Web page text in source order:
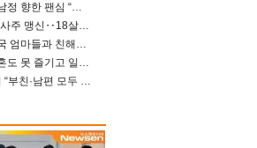
이찬원, 원조 춤꾼 박남정 향한 팬심 “어머님 잘 계시지” 폭소(불후)
윤가이, 단발로 싹둑+사주 맹신‥18살 연상 ♥장기하 반한 엉뚱·열정 매력(전참시)
리센느 미나미 母, 한국 엄마들과 친해진 비결=BTS “최애 정국 얘기로 통해”(전참시)
재혼 발표 오윤아, 신혼도 못 즐기고 일만 “발달장애 子도 취업 1년차, 연차 없어”
최연청 엄청난 금수저 “부친·남편 모두 판사, 국회의원·언론사 대표 집안”(아형)